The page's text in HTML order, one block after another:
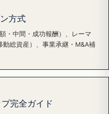
方式
・中間・成功報酬）、レーマ
総資産）、事業承継・M&A補
完全ガイド